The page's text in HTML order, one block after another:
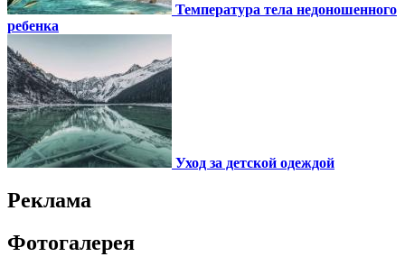
Температура тела недоношенного
ребенка
Уход за детской одеждой
Реклама
Фотогалерея